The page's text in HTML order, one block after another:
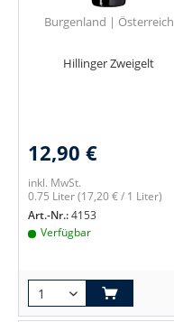
Burgenland | Österreich
Hillinger Zweigelt
12,90 €
inkl. MwSt.
0.75 Liter(17,20 € / 1 Liter)
Art.-Nr.:4153
Verfügbar